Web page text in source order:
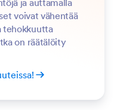
voivat vähentää
tehokkuutta
on räätälöity